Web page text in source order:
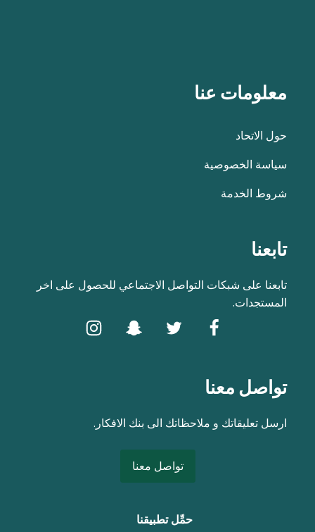
معلومات عنا
حول الاتحاد
سياسة الخصوصية
شروط الخدمة
تابعنا
تابعنا على شبكات التواصل الاجتماعي للحصول على اخر
المستجدات.
تواصل معنا
ارسل تعليقاتك و ملاحظاتك الى بنك الافكار.
تواصل معنا
حمِّل تطبيقنا